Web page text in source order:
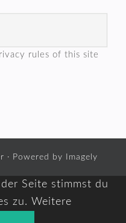
rules of this site
· Powered by Imagely
Seite stimmst du
zu. Weitere